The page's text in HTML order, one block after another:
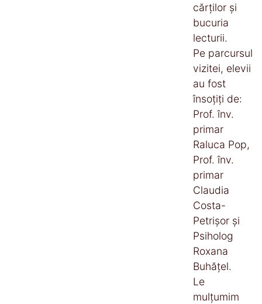
cărților și
bucuria
lecturii.
Pe parcursul
vizitei, elevii
au fost
însoțiți de:
Prof. înv.
primar
Raluca Pop,
Prof. înv.
primar
Claudia
Costa-
Petrișor și
Psiholog
Roxana
Buhățel.
Le
mulțumim